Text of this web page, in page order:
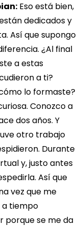
Eso está bien,
dedicados y
Así que supongo
¿Al final
a estas
a ti?
lo formaste?
Conozco a
dos años. Y
otro trabajo
Durante
y, justo antes
Así que
vez que me
a tiempo
porque se me da